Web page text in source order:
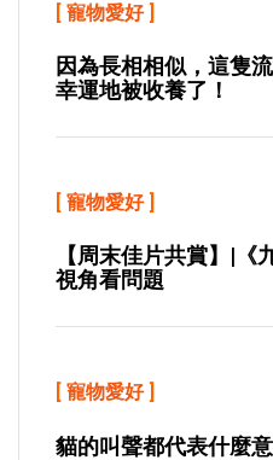
[ 寵物愛好]
因為長相相似，這隻
幸運地被收養了！
[ 寵物愛好]
【周末佳片共賞】|
視角看問題
[ 寵物愛好]
貓的叫聲都代表什麼